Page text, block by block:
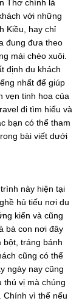
Thơ chính là
với những
Kiều, hay chỉ
đung đưa theo
mái chèo xuôi.
định du khách
nhất để giúp
vẹn tinh hoa của
đi tìm hiểu và
bạn có thể tham
bài viết dưới
này hiện tại
hủ tiếu nơi du
kiến và cũng
bà con nơi đây
bột, tráng bánh
cũng có thể
ngày nay cũng
thú vị mà chúng
Chính vì thế nếu